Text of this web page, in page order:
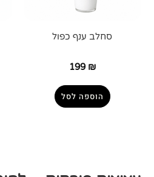
סחלב ענף כפול
199 ₪
הוספה לסל